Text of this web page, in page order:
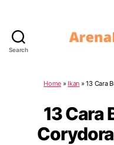
Search
Home » Ikan »13 Cara
13 Cara